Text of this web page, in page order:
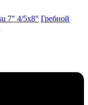
Гребной